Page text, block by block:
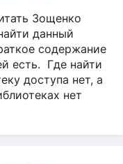
Зощенко
данный
содержание
есть. Где найти
доступа нет, а
нет